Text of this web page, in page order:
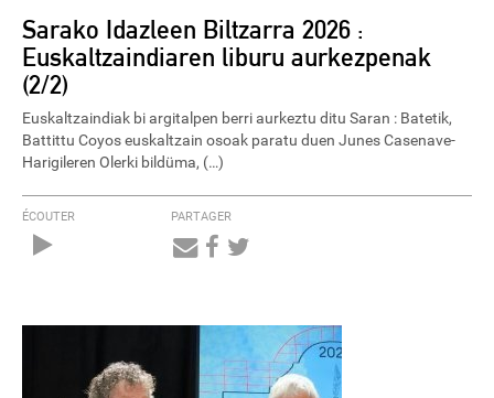
Sarako Idazleen Biltzarra 2026 :
Euskaltzaindiaren liburu aurkezpenak
(2/2)
Euskaltzaindiak bi argitalpen berri aurkeztu ditu Saran : Batetik,
Battittu Coyos euskaltzain osoak paratu duen Junes Casenave-
Harigileren Olerki bildüma, (…)
ÉCOUTER PARTAGER